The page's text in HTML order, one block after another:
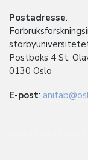
Postadresse:
Postboks 4 St.
0130 Oslo
E-post: